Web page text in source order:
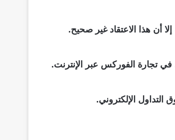
أن هذا الاعتقاد غير صحيح.
في تجارة الفوركس عبر الإنترنت.
الإلكتروني.